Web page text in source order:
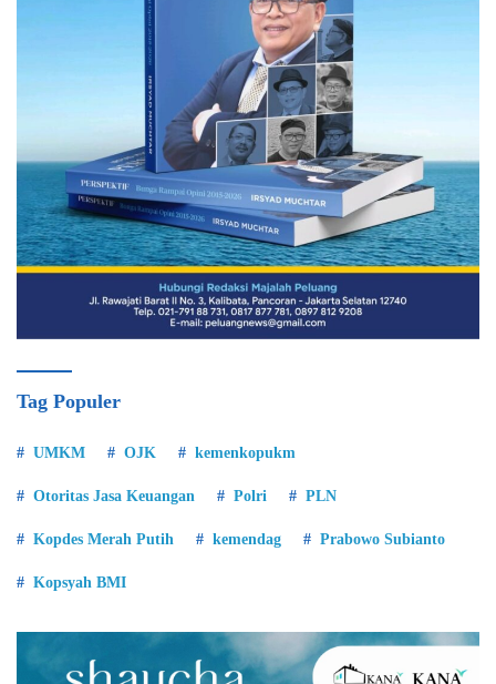
Tag Populer
UMKM OJK kemenkopukm
Otoritas Jasa Keuangan Polri PLN
Kopdes Merah Putih kemendag Prabowo Subianto
Kopsyah BMI